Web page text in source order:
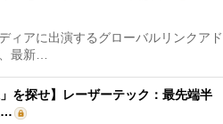
ィアに出演するグローバルリンクアド
最新…
を探せ】レーザーテック：最先端半
…